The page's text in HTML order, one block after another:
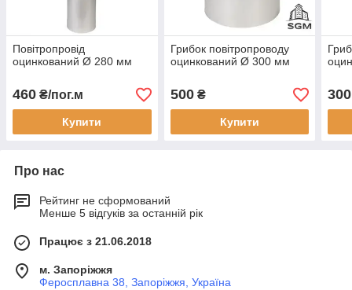
Повітропровід
оцинкований Ø 280 мм
460 ₴/пог.м
Купити
Грибок повітропроводу
оцинкований Ø 300 мм
500₴
Купити
300
Про нас
Рейтинг не сформований
Менше 5 відгуків за останній рік
Працює з 21.06.2018
м. Запоріжжя
Феросплавна 38, Запоріжжя, Україна